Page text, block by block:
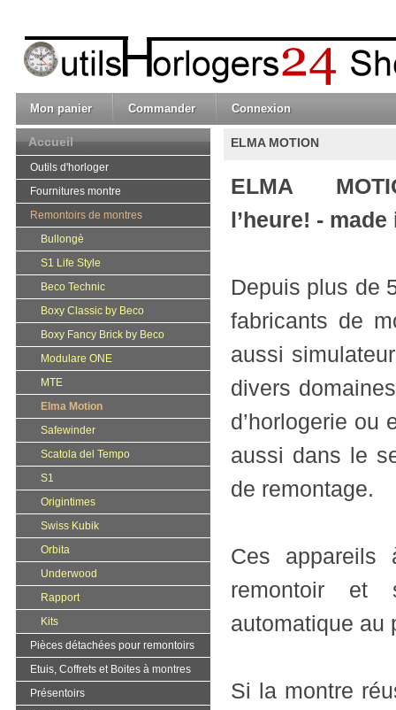
Mon panier Commander Connexion
ELMA MOTION
ELMA
l’heure! - made
Depuis plus de
fabricants de
aussi
divers
d’horlogerie ou
aussi dans le
de remontage.
Ces appareils
remontoir et
automatique au
Si la montre
Accueil
Outils d'horloger
Fournitures montre
Remontoirs de montres
Bullongè
S1 Life Style
Beco Technic
Boxy Classic by Beco
Boxy Fancy Brick by Beco
Modulare ONE
MTE
Elma Motion
Safewinder
Scatola del Tempo
S1
Origintimes
Swiss Kubik
Orbita
Underwood
Rapport
Kits
Pièces détachées pour remontoirs
Etuis, Coffrets et Boites à montres
Présentoirs